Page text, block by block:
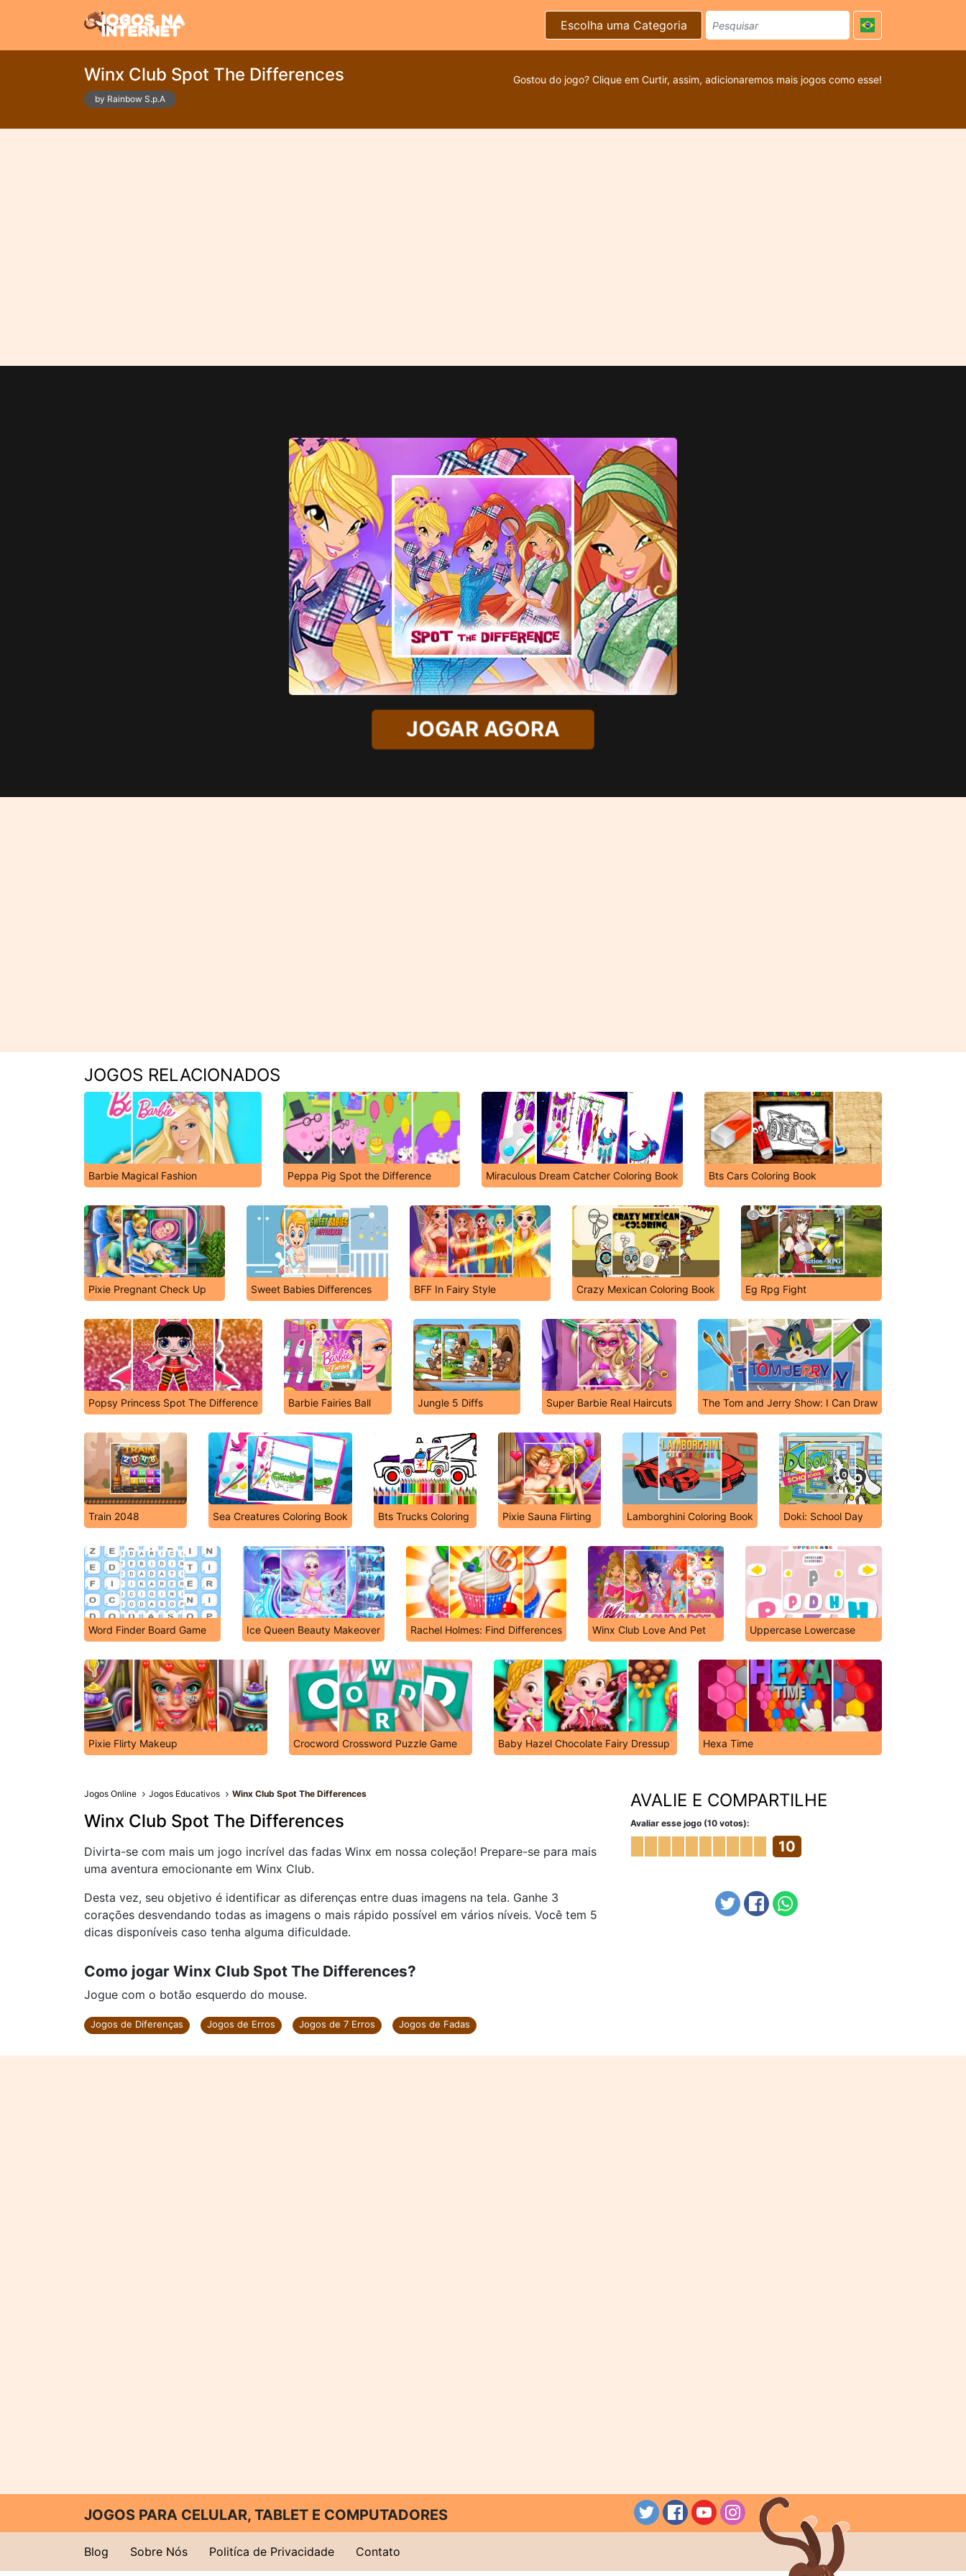
Escolha uma Categoria
Winx Club Spot The Differences
by Rainbow S.p.A
Gostou do jogo? Clique em Curtir, assim, adicionaremos mais jogos como esse!
JOGAR AGORA
JOGOS RELACIONADOS
Barbie Magical Fashion Peppa Pig Spot the Difference Miraculous Dream Catcher Coloring Book Bts Cars Coloring Book
Pixie Pregnant Check Up Sweet Babies Differences BFF In Fairy Style Crazy Mexican Coloring Book Eg Rpg Fight
Popsy Princess Spot The Difference Barbie Fairies Ball Jungle 5 Diffs Super Barbie Real Haircuts The Tom and Jerry Show: I Can Draw
Train 2048 Sea Creatures Coloring Book Bts Trucks Coloring Pixie Sauna Flirting Lamborghini Coloring Book Doki: School Day
Word Finder Board Game Ice Queen Beauty Makeover Rachel Holmes: Find Differences Winx Club Love And Pet Uppercase Lowercase
Pixie Flirty Makeup Crocword Crossword Puzzle Game Baby Hazel Chocolate Fairy Dressup Hexa Time
Jogos Online Jogos Educativos Winx Club Spot The Differences
Winx Club Spot The Differences
Divirta-se com mais um jogo incrível das fadas Winx em nossa coleção! Prepare-se para mais
uma aventura emocionante em Winx Club.
Desta vez, seu objetivo é identificar as diferenças entre duas imagens na tela. Ganhe 3
corações desvendando todas as imagens o mais rápido possível em vários níveis. Você tem 5
dicas disponíveis caso tenha alguma dificuldade.
Como jogar Winx Club Spot The Differences?
Jogue com o botão esquerdo do mouse.
Jogos de Diferenças Jogos de Erros Jogos de 7 Erros Jogos de Fadas
AVALIE E COMPARTILHE
Avaliar esse jogo (10 votos):
10
JOGOS PARA CELULAR, TABLET E COMPUTADORES
Blog Sobre Nós Politíca de Privacidade Contato